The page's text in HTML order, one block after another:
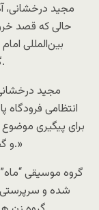
حالی که قصد
بین‌المللی
گرفت و مطلع شد که ممنوع‌الخروج شده است.
مجید
انتظامی
برای پیگیری موضوع
و گفته‌اند پرونده‌ام به دادسرا فرستاده خواهد شد.»
گروه موسیقی
شده و سرپرستی